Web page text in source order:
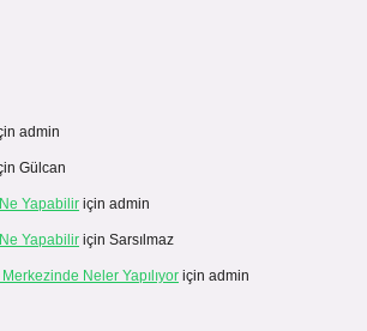
admin
Gülcan
Ne Yapabilir için admin
Ne Yapabilir için Sarsılmaz
Merkezinde Neler Yapılıyor için admin